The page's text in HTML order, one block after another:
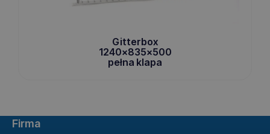
Gitterbox
1240x835x500
pełna klapa
Firma